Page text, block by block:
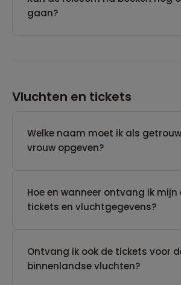
gaan?
Vluchten en tickets
Welke naam moet ik als
vrouw opgeven?
Hoe en wanneer ontvang ik mijn
tickets en vluchtgegevens?
Ontvang ik ook de tickets voor
binnenlandse vluchten?